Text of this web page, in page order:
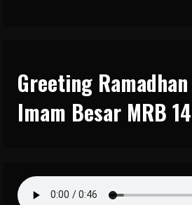
Greeting
Imam Besar MRB